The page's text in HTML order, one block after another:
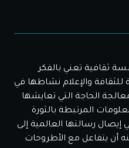
ثقافية تعني بالفكر
للثقافة والإعلام نشاطها في
في معالجة الحاجة التي تعايشها
المرتبطة بالثورة
رسالتها العالمية إلى
أن يتفاعل مع الأطروحات